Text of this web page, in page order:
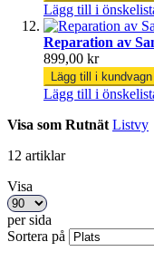
Lägg till i
Reparation av
899,00 kr
Lägg till i kundvagn
Lägg till i
Visa som Rutnät Listvy
12 artiklar
Visa
per sida
Sortera på